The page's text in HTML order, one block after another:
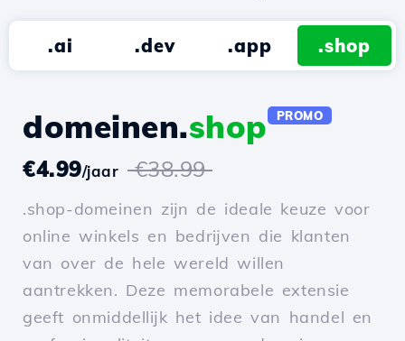
.ai .dev .app .shop
domeinen.shop PROMO
€4.99/jaar €38.99
.shop-domeinen zijn de ideale keuze voor
online winkels en bedrijven die klanten
van over de hele wereld willen
aantrekken. Deze memorabele extensie
geeft onmiddellijk het idee van handel en